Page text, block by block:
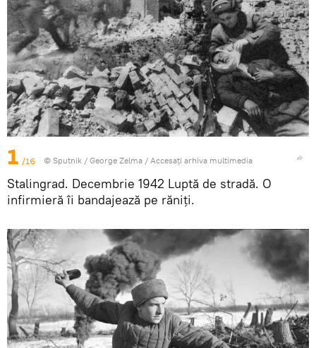
1 /16 © Sputnik / George Zelma / Accesați arhiva multimedia
Stalingrad. Decembrie 1942 Luptă de stradă. O
infirmieră îi bandajează pe răniți.